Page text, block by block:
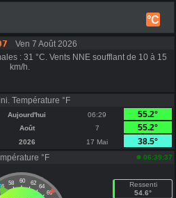
°C
Ven 7 Août 2026
: 31 °C. Vents NNE soufflant de 10 à 15
km/h.
Température °F
Aujourd'hui 06:29
55.2°
Août 7
55.2°
2026 17 Mai
38.5°
°F
06:39:37
60
58 62
64
66
Ressenti
54.6°